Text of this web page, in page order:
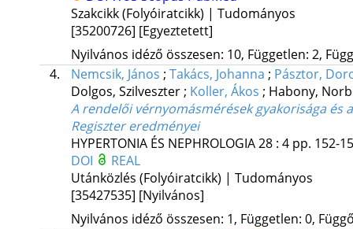
Szakcikk (Folyóiratcikk) | Tudományos
[35200726] [Egyeztetett]
Nyilvános idéző összesen: 10, Független: 2,
4.
Nemcsik, János ; Takács, Johanna ; Pásztor,
Dolgos, Szilveszter; Koller, Ákos ; Habony,
A rendelői vérnyomásmérések gyakorisága és
Regiszter eredményei
HYPERTONIA ÉS NEPHROLOGIA28: 4 pp. 152-
DOI
REAL
Utánközlés (Folyóiratcikk) | Tudományos
[35427535] [Nyilvános]
Nyilvános idéző összesen: 1, Független: 0,